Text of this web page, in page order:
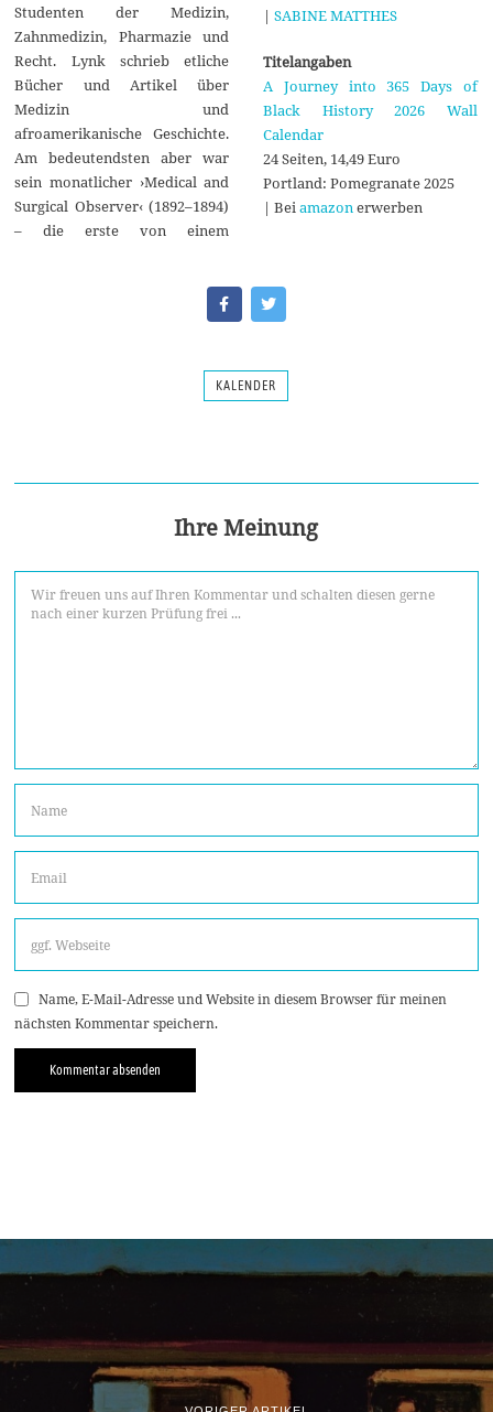
Studenten der Medizin,
Zahnmedizin, Pharmazie und
Recht. Lynk schrieb etliche
Bücher und Artikel über
Medizin und
afroamerikanische Geschichte.
Am bedeutendsten aber war
sein monatlicher ›Medical and
Surgical Observer‹ (1892–1894)
– die erste von einem
| SABINE MATTHES
Titelangaben
A Journey into 365 Days of
Black History 2026 Wall
Calendar
24 Seiten, 14,49 Euro
Portland: Pomegranate 2025
| Bei amazon erwerben
KALENDER
Ihre Meinung
Name, E-Mail-Adresse und Website in diesem Browser für meinen
nächsten Kommentar speichern.